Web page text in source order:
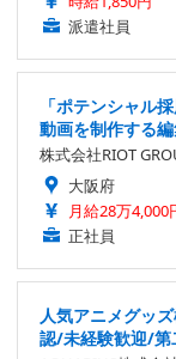
派遣社員
「ポテンシャル
動画を制作する
株式会社RIOT
大阪府
月給28万4,000
正社員
人気アニメグッ
認/未経験歓迎/第